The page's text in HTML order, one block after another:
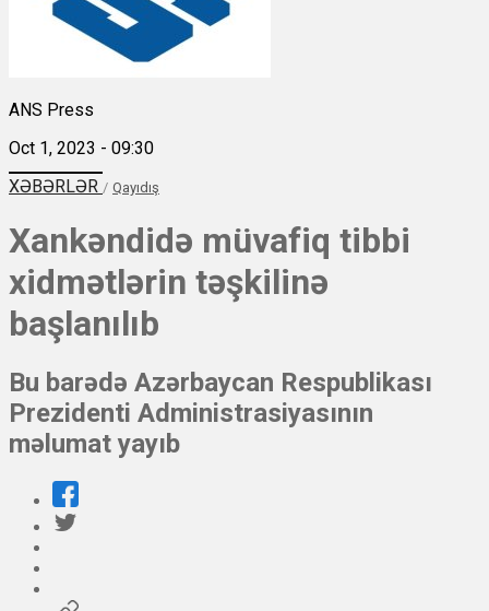
ANS Press
Oct 1, 2023 - 09:30
XƏBƏRLƏR / Qayıdış
Xankəndidə müvafiq tibbi
xidmətlərin təşkilinə
başlanılıb
Bu barədə Azərbaycan Respublikası
Prezidenti Administrasiyasının
məlumat yayıb